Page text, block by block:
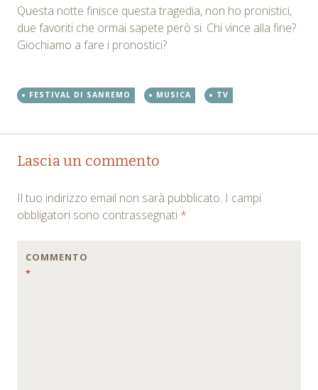
Questa notte finisce questa tragedia, non ho pronistici,
due favoriti che ormai sapete però si. Chi vince alla fine?
Giochiamo a fare i pronostici?
FESTIVAL DI SANREMO MUSICA TV
Post
Lascia un commento
Il tuo indirizzo email non sarà pubblicato. I campi
obbligatori sono contrassegnati *
COMMENTO
*